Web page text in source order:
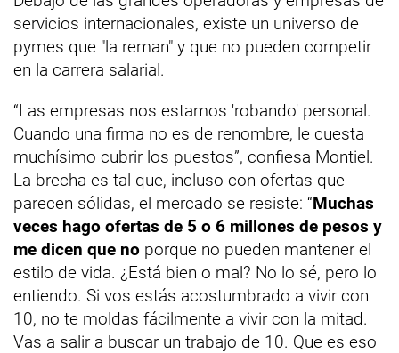
servicios internacionales, existe un universo de
pymes que "la reman" y que no pueden competir
en la carrera salarial.
“Las empresas nos estamos 'robando' personal.
Cuando una firma no es de renombre, le cuesta
muchísimo cubrir los puestos”, confiesa Montiel.
La brecha es tal que, incluso con ofertas que
parecen sólidas, el mercado se resiste: “Muchas
veces hago ofertas de 5 o 6 millones de pesos y
me dicen que no porque no pueden mantener el
estilo de vida. ¿Está bien o mal? No lo sé, pero lo
entiendo. Si vos estás acostumbrado a vivir con
10, no te moldas fácilmente a vivir con la mitad.
Vas a salir a buscar un trabajo de 10. Que es eso